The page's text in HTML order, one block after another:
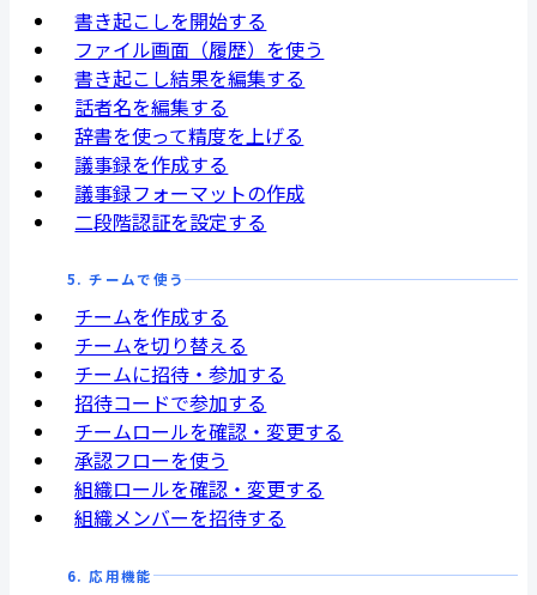
書き起こしを開始する
ファイル画面（履歴）を使う
書き起こし結果を編集する
話者名を編集する
辞書を使って精度を上げる
議事録を作成する
議事録フォーマットの作成
二段階認証を設定する
5. チームで使う
チームを作成する
チームを切り替える
チームに招待・参加する
招待コードで参加する
チームロールを確認・変更する
承認フローを使う
組織ロールを確認・変更する
組織メンバーを招待する
6. 応用機能